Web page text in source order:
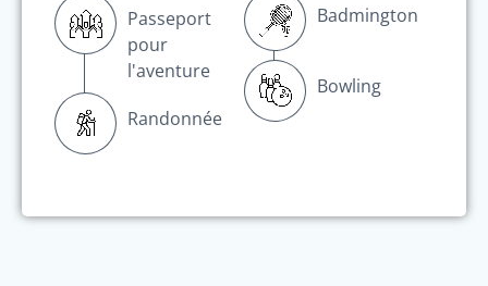
Passeport
pour
l'aventure
Randonnée
Badmington
Bowling